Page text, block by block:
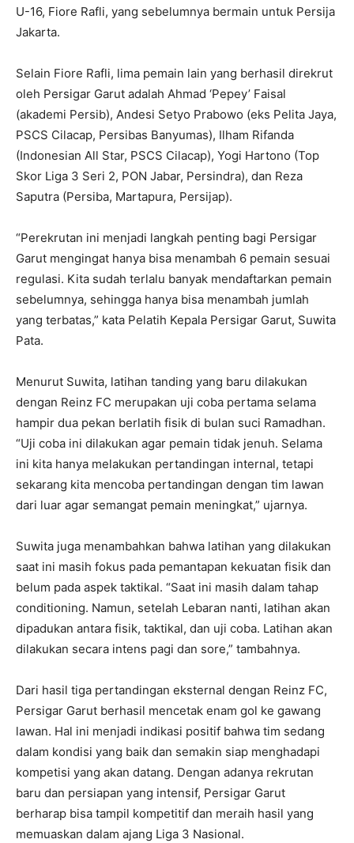
U-16, Fiore Rafli, yang sebelumnya bermain untuk Persija
Jakarta.
Selain Fiore Rafli, lima pemain lain yang berhasil direkrut
oleh Persigar Garut adalah Ahmad ‘Pepey’ Faisal
(akademi Persib), Andesi Setyo Prabowo (eks Pelita Jaya,
PSCS Cilacap, Persibas Banyumas), Ilham Rifanda
(Indonesian All Star, PSCS Cilacap), Yogi Hartono (Top
Skor Liga 3 Seri 2, PON Jabar, Persindra), dan Reza
Saputra (Persiba, Martapura, Persijap).
“Perekrutan ini menjadi langkah penting bagi Persigar
Garut mengingat hanya bisa menambah 6 pemain sesuai
regulasi. Kita sudah terlalu banyak mendaftarkan pemain
sebelumnya, sehingga hanya bisa menambah jumlah
yang terbatas,” kata Pelatih Kepala Persigar Garut, Suwita
Pata.
Menurut Suwita, latihan tanding yang baru dilakukan
dengan Reinz FC merupakan uji coba pertama selama
hampir dua pekan berlatih fisik di bulan suci Ramadhan.
“Uji coba ini dilakukan agar pemain tidak jenuh. Selama
ini kita hanya melakukan pertandingan internal, tetapi
sekarang kita mencoba pertandingan dengan tim lawan
dari luar agar semangat pemain meningkat,” ujarnya.
Suwita juga menambahkan bahwa latihan yang dilakukan
saat ini masih fokus pada pemantapan kekuatan fisik dan
belum pada aspek taktikal. “Saat ini masih dalam tahap
conditioning. Namun, setelah Lebaran nanti, latihan akan
dipadukan antara fisik, taktikal, dan uji coba. Latihan akan
dilakukan secara intens pagi dan sore,” tambahnya.
Dari hasil tiga pertandingan eksternal dengan Reinz FC,
Persigar Garut berhasil mencetak enam gol ke gawang
lawan. Hal ini menjadi indikasi positif bahwa tim sedang
dalam kondisi yang baik dan semakin siap menghadapi
kompetisi yang akan datang. Dengan adanya rekrutan
baru dan persiapan yang intensif, Persigar Garut
berharap bisa tampil kompetitif dan meraih hasil yang
memuaskan dalam ajang Liga 3 Nasional.